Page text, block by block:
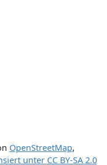
OpenStreetMap,
unter CC BY-SA 2.0